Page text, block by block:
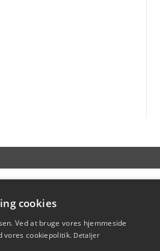
cookies
Ved at bruge vores hjemmeside
vores cookiepolitik. Detaljer